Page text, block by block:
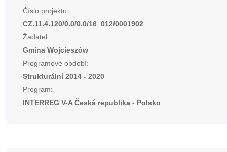
Číslo projektu:
CZ.11.4.120/0.0/0.0/16_012/0001902
Žadatel:
Gmina Wojcieszów
Programové období:
Strukturální 2014 - 2020
Program:
INTERREG V-A Česká republika - Polsko